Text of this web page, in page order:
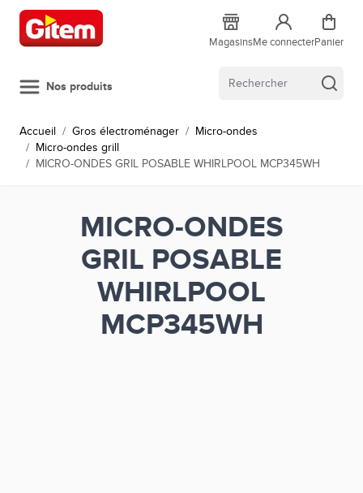
Allez au contenu
MagasinsMe connecterPanier
Nos produits
Accueil / Gros électroménager / Micro-ondes
/ Micro-ondes grill
/ MICRO-ONDES GRIL POSABLE WHIRLPOOL MCP345WH
MICRO-ONDES
GRIL POSABLE
WHIRLPOOL
MCP345WH